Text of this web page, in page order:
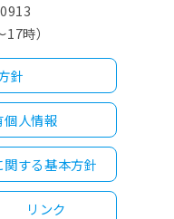
時）
針
人情報
する基本方針
リンク